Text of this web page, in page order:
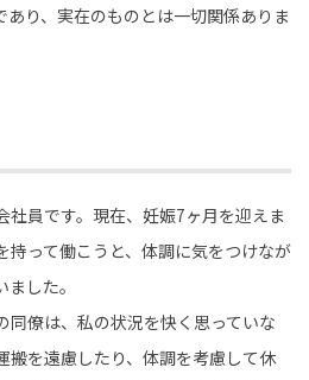
り、実在のものとは一切関係ありま
社員です。現在、妊娠7ヶ月を迎えま
持って働こうと、体調に気をつけなが
した。
同僚は、私の状況を快く思っていな
搬を遠慮したり、体調を考慮して休